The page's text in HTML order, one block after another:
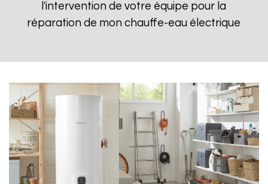
l'intervention de votre équipe pour la
réparation de mon chauffe-eau électrique